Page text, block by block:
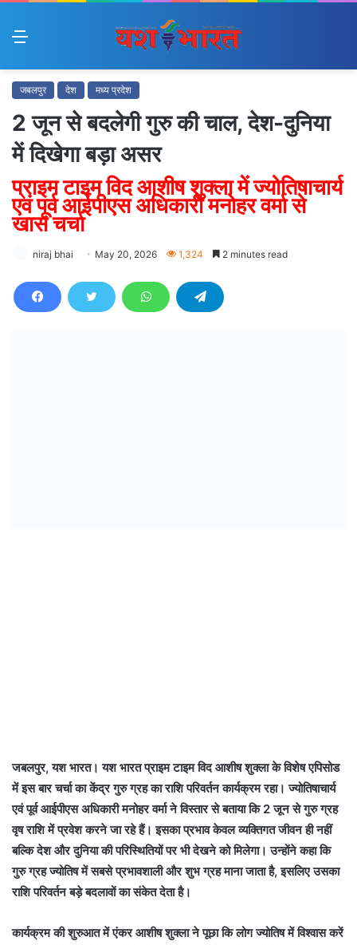
Menu
जबलपुर देश मध्य प्रदेश
2 जून से बदलेगी गुरु की चाल, देश-दुनिया
में दिखेगा बड़ा असर
प्राइम टाइम विद आशीष शुक्ला में ज्योतिषाचार्य
एवं पूर्व आईपीएस अधिकारी मनोहर वर्मा से
खास चर्चा
niraj bhai May 20, 2026 1,324 2 minutes read
जबलपुर, यश भारत। यश भारत प्राइम टाइम विद आशीष शुक्ला के विशेष एपिसोड
में इस बार चर्चा का केंद्र गुरु ग्रह का राशि परिवर्तन कार्यक्रम रहा। ज्योतिषाचार्य
एवं पूर्व आईपीएस अधिकारी मनोहर वर्मा ने विस्तार से बताया कि 2 जून से गुरु ग्रह
वृष राशि में प्रवेश करने जा रहे हैं। इसका प्रभाव केवल व्यक्तिगत जीवन ही नहीं
बल्कि देश और दुनिया की परिस्थितियों पर भी देखने को मिलेगा। उन्होंने कहा कि
गुरु ग्रह ज्योतिष में सबसे प्रभावशाली और शुभ ग्रह माना जाता है, इसलिए उसका
राशि परिवर्तन बड़े बदलावों का संकेत देता है।
कार्यक्रम की शुरुआत में एंकर आशीष शुक्ला ने पूछा कि लोग ज्योतिष में विश्वास करें